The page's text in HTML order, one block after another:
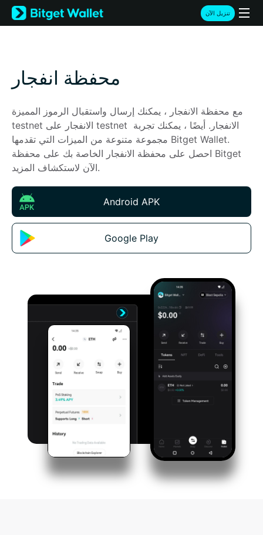
English
日本語
Türkçe
Italiano
Deutsch
简体中文
繁體中文
Português (Portugal)
Bahasa Indonesia
ภาษาไทย
বাংলা
Español
Português (Brasil)
تنزيل الآن
محفظة انفجار
مع محفظة الانفجار ، يمكنك إرسال واستقبال الرموز المميزة
testnet الانفجار على testnet الانفجار. أيضًا ، يمكنك تجربة
مجموعة متنوعة من الميزات التي تقدمها Bitget Wallet.
احصل على محفظة الانفجار الخاصة بك على محفظة Bitget
الآن لاستكشاف المزيد.
Android APK
Google Play